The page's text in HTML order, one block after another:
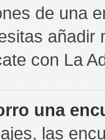
de una
añadir
con La
una
las